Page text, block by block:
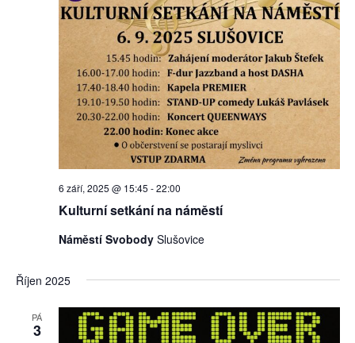
Kulturní setkání na náměstí
6 září, 2025 @ 15:45 -22:00
Náměstí Svobody Slušovice
Říjen 2025
PÁ
3